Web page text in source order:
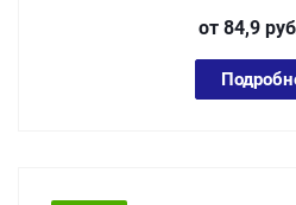
от 84,9 руб